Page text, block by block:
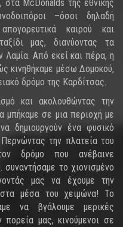
McDonalds της εθνικής
–όσοι δηλαδή
καιρού και
μας, διανύοντας τα
Λαμία. Από εκεί και πέρα, η
κινηθήκαμε μέσω Δομοκού,
δρόμο της Καρδίτσας.
και ακολουθώντας την
μπήκαμε σε μια περιοχή με
δημιουργούν ένα φυσικό
την πλατεία του
δρόμο που ανέβαινε
το χιονισμένο
μας να έχουμε την
μέσα του χειμώνα! Το
να βγάλουμε μερικές
μας, κινούμενοι σε